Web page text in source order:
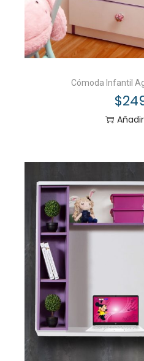
Cómoda Infantil
$